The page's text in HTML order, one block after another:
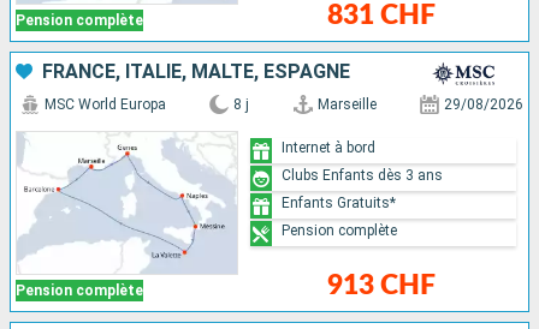
Pension complète 831 CHF
FRANCE, ITALIE, MALTE, ESPAGNE
Pension complète
MSC World Europa 8 j Marseille 29/08/2026
913 CHF
Internet à bord
Clubs Enfants dès 3 ans
Enfants Gratuits*
Pension complète